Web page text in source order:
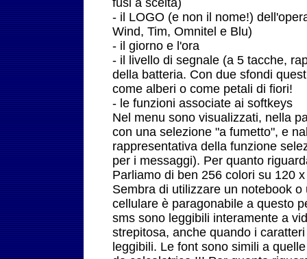
fusi a scelta)
- il LOGO (e non il nome!)
Wind, Tim, Omnitel e Blu)
- il giorno e l'ora
- il livello di segnale (a 5 tacche,
della batteria. Con due sfondi
come alberi o come petali di fiori!
- le funzioni associate ai softkeys
Nel menu sono visualizzati, nella
con una selezione "a fumetto", e
rappresentativa della funzione
per i messaggi). Per quanto
Parliamo di ben 256 colori su 120
Sembra di utilizzare un notebook
cellulare è paragonabile a questo
sms sono leggibili interamente a
strepitosa, anche quando i
leggibili. Le font sono simili a